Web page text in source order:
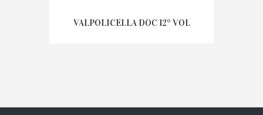
VALPOLICELLA DOC 12° VOL